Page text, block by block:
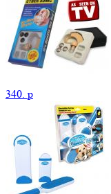
340. p